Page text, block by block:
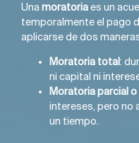
Una moratoriaes un
temporalmente el pago
aplicarse de dos
Moratoria total:
ni capital ni
Moratoria parcial
intereses, pero no
un tiempo.